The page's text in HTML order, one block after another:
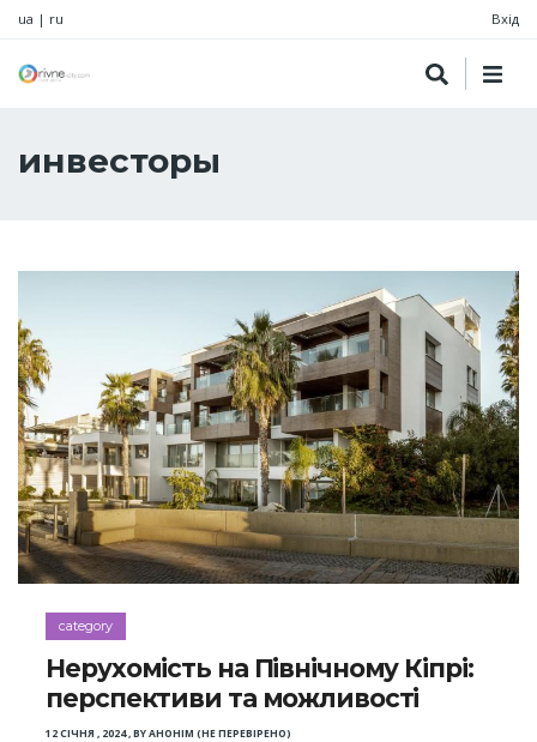
ua | ru Вхід
инвесторы
category
Нерухомість на Північному Кіпрі:
перспективи та можливості
12 СІЧНЯ , 2024,BYАНОНІМ (НЕ ПЕРЕВІРЕНО)